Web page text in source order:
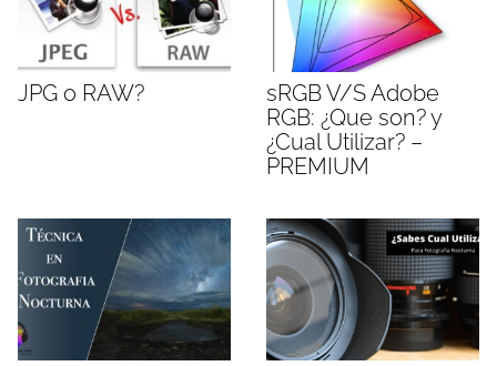
JPG o RAW?
sRGB V/S Adobe
RGB: ¿Que son? y
¿Cual Utilizar? –
PREMIUM